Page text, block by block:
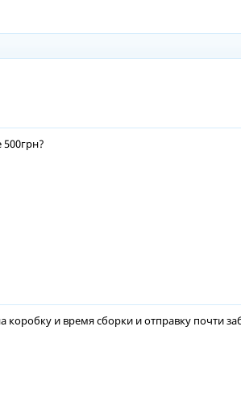
и время сборки и отправку почти